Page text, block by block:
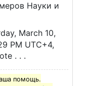
Науки и
March 10,
PM UTC+4,
. . .
помощь.